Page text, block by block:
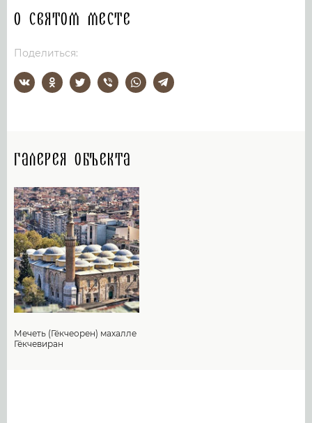
О святом месте
Поделиться:
Галерея объекта
Мечеть (Гёкчеорен) махалле
Гёкчевиран